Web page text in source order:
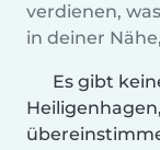
verdienen,
in deiner
Es gibt